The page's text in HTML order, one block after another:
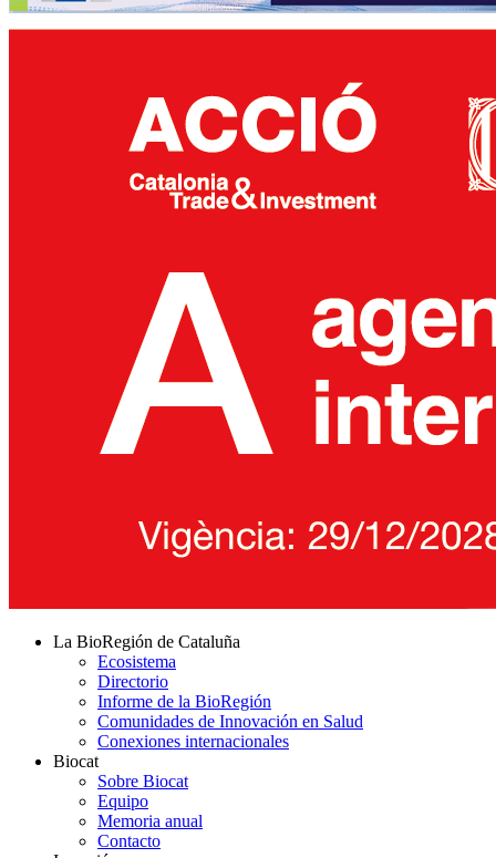
La BioRegión de Cataluña
Ecosistema
Directorio
Informe de la BioRegión
Comunidades de Innovación en Salud
Conexiones internacionales
Biocat
Sobre Biocat
Equipo
Memoria anual
Contacto